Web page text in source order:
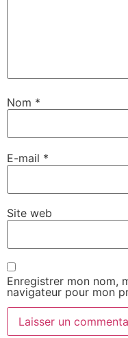
Nom *
E-mail *
Site web
Enregistrer mon nom,
navigateur pour mon